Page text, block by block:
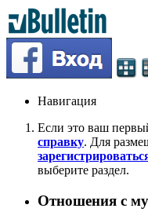
Навигация
Если это ваш
справку. Для
выберите раздел.
Отношения с